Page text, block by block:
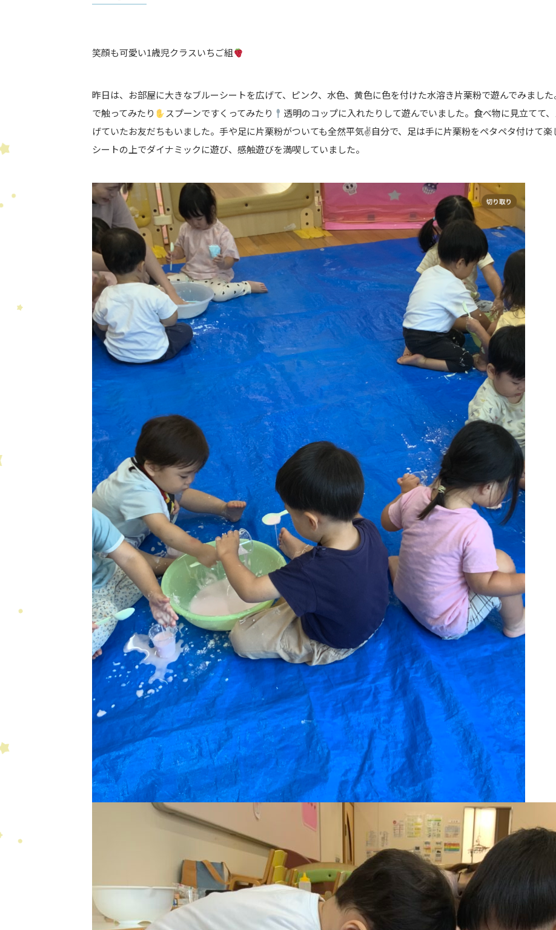
笑顔も可愛い1歳児クラスいちご組
昨日は、お部屋に大きなブルーシートを広げて、ピンク、水色、黄色に色を付けた水溶き片栗粉で遊んでみまし
で触ってみたり
スプーンですくってみたり
透明のコップに入れたりして遊んでいました。食べ物に見立てて
げていたお友だちもいました。手や足に片栗粉がついても全然平気✌自分で、足は手に片栗粉をペタペタ付けて
シートの上でダイナミックに遊び、感触遊びを満喫していました。